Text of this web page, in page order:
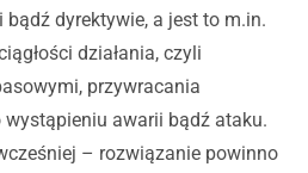
dyrektywie, a jest to m.in.
działania, czyli
przywracania
wystąpieniu awarii bądź ataku.
– rozwiązanie powinno